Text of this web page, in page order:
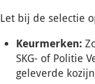
Let bij de selectie
Keurmerken:
SKG- of Politie
geleverde